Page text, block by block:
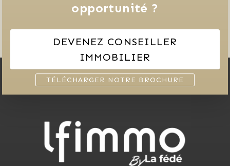
opportunité ?
DEVENEZ CONSEILLER
IMMOBILIER
TÉLÉCHARGER NOTRE BROCHURE